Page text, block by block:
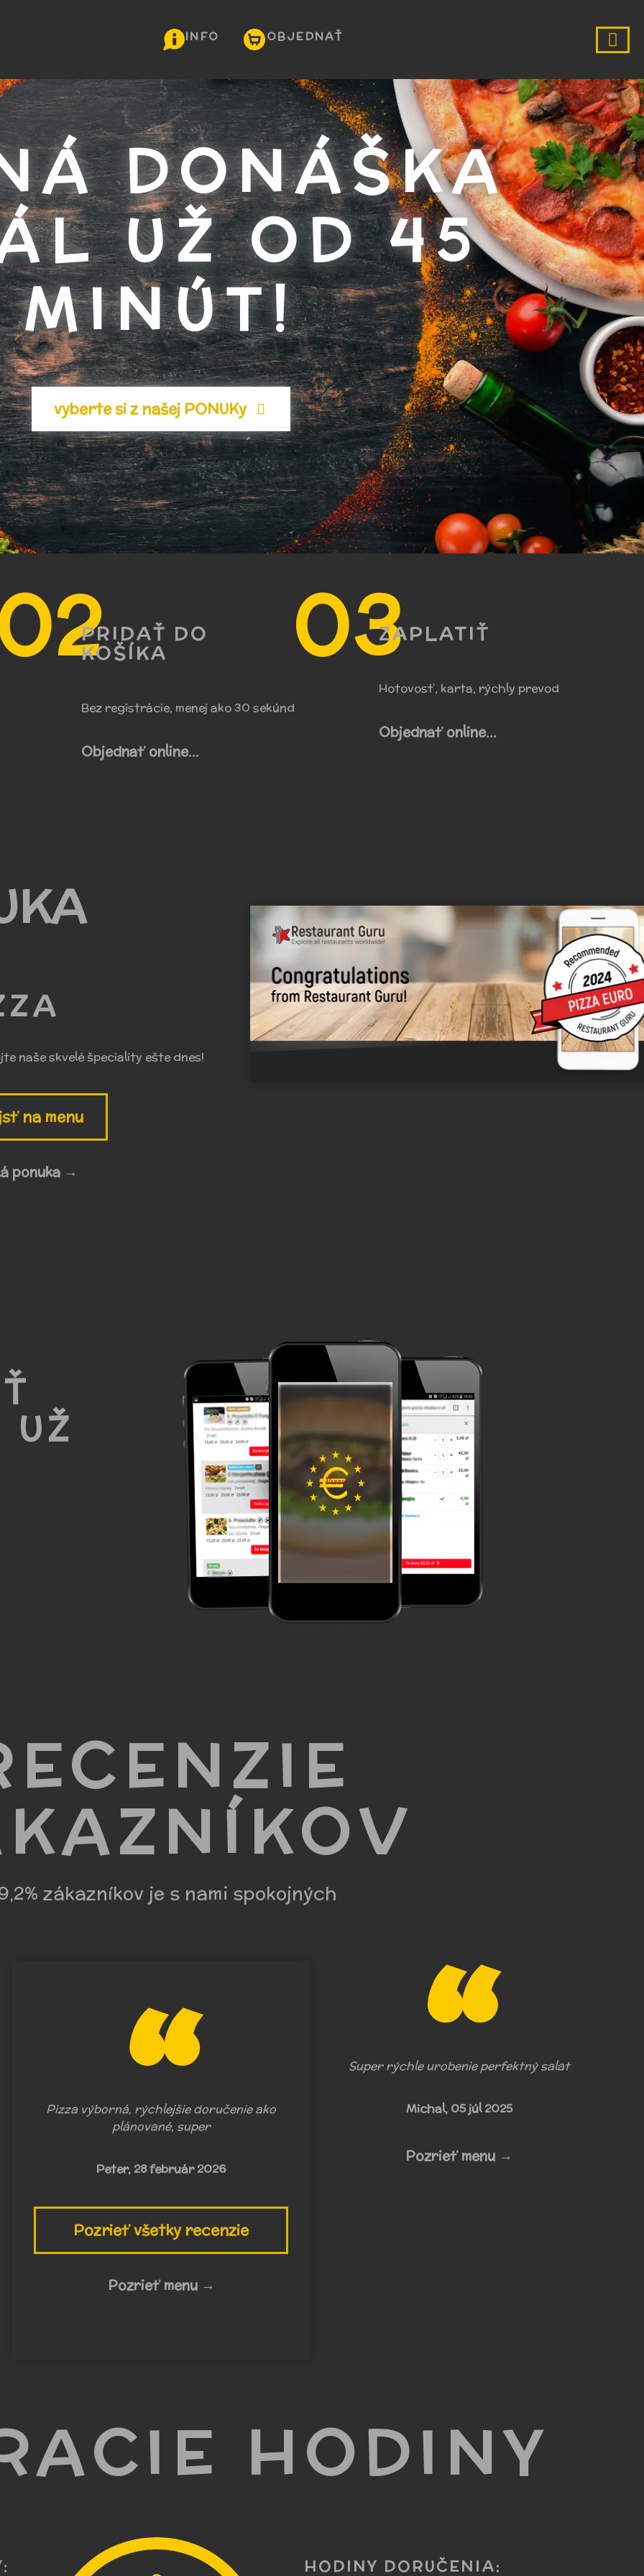
INFO OBJEDNAŤ
DONÁŠKA
UŽ OD 45
MINÚT!
vyberte si z našej PONUKy
PRIDAŤ DO
KOŠÍKA
Bez registrácie, menej ako 30 sekúnd
Objednať online...
ZAPLATIŤ
Hotovosť, karta, rýchly prevod
Objednať online...
naše skvelé špeciality ešte dnes!
na menu
ponuka →
zákazníkov je s nami spokojných
Pizza výborná, rýchlejšie doručenie ako
plánované, super
Peter, 28 február 2026
Pozrieť všetky recenzie
Pozrieť menu →
Super rýchle urobenie perfektný salat
Michal, 05 júl 2025
Pozrieť menu →
HODINY
HODINY DORUČENIA: